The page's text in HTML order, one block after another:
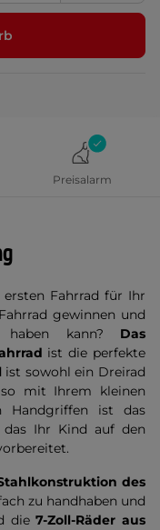
Preisalarm
Fahrrad für Ihr
gewinnen und
haben kann? Das
ist die perfekte
ist sowohl ein Dreirad
mit Ihrem kleinen
Handgriffen ist das
das Ihr Kind auf den
des
zu handhaben und
die7-Zoll-Räder aus